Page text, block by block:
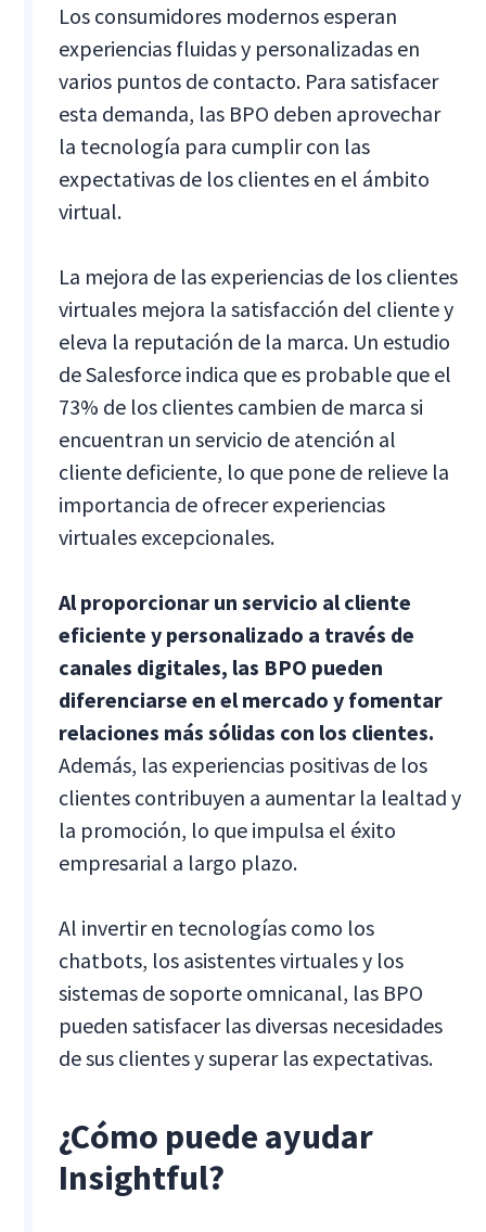
Los consumidores modernos esperan
experiencias fluidas y personalizadas en
varios puntos de contacto. Para satisfacer
esta demanda, las BPO deben aprovechar
la tecnología para cumplir con las
expectativas de los clientes en el ámbito
virtual.
La mejora de las experiencias de los clientes
virtuales mejora la satisfacción del cliente y
eleva la reputación de la marca. Un estudio
de Salesforce indica que es probable que el
73% de los clientes cambien de marca si
encuentran un servicio de atención al
cliente deficiente, lo que pone de relieve la
importancia de ofrecer experiencias
virtuales excepcionales.
Al proporcionar un servicio al cliente
eficiente y personalizado a través de
canales digitales, las BPO pueden
diferenciarse en el mercado y fomentar
relaciones más sólidas con los clientes.
Además, las experiencias positivas de los
clientes contribuyen a aumentar la lealtad y
la promoción, lo que impulsa el éxito
empresarial a largo plazo.
Al invertir en tecnologías como los
chatbots, los asistentes virtuales y los
sistemas de soporte omnicanal, las BPO
pueden satisfacer las diversas necesidades
de sus clientes y superar las expectativas.
¿Cómo puede ayudar
Insightful?